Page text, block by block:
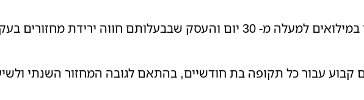
למענק זכאים: עוסקים עצמאים ששירתו במילואים למעלה מ- 30 יום והעסק שבבעלותם חווה ירידת
קבוע עבור כל תקופה בת חודשיים, בהתאם לגובה המחזור השנתי